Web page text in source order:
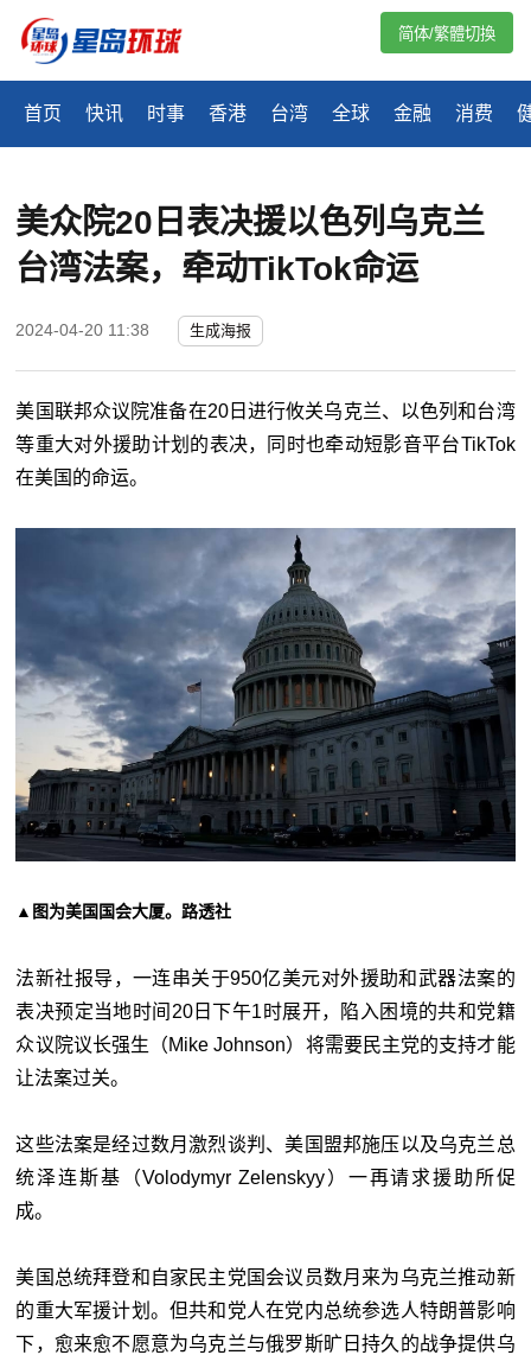
首页 快讯 时事 香港 台湾 全球 金融 消费
简体/繁體切換
美众院20日表决援以色列乌克兰
台湾法案，牵动TikTok命运
2024-04-20 11:38 生成海报
美国联邦众议院准备在20日进行攸关乌克兰、以色列和台湾
等重大对外援助计划的表决，同时也牵动短影音平台TikTok
在美国的命运。
▲图为美国国会大厦。路透社
法新社报导，一连串关于950亿美元对外援助和武器法案的
表决预定当地时间20日下午1时展开，陷入困境的共和党籍
众议院议长强生（Mike Johnson）将需要民主党的支持才能
让法案过关。
这些法案是经过数月激烈谈判、美国盟邦施压以及乌克兰总
统泽连斯基（Volodymyr Zelenskyy）一再请求援助所促
成。
美国总统拜登和自家民主党国会议员数月来为乌克兰推动新
的重大军援计划。但共和党人在党内总统参选人特朗普影响
下，愈来愈不愿意为乌克兰与俄罗斯旷日持久的战争提供乌